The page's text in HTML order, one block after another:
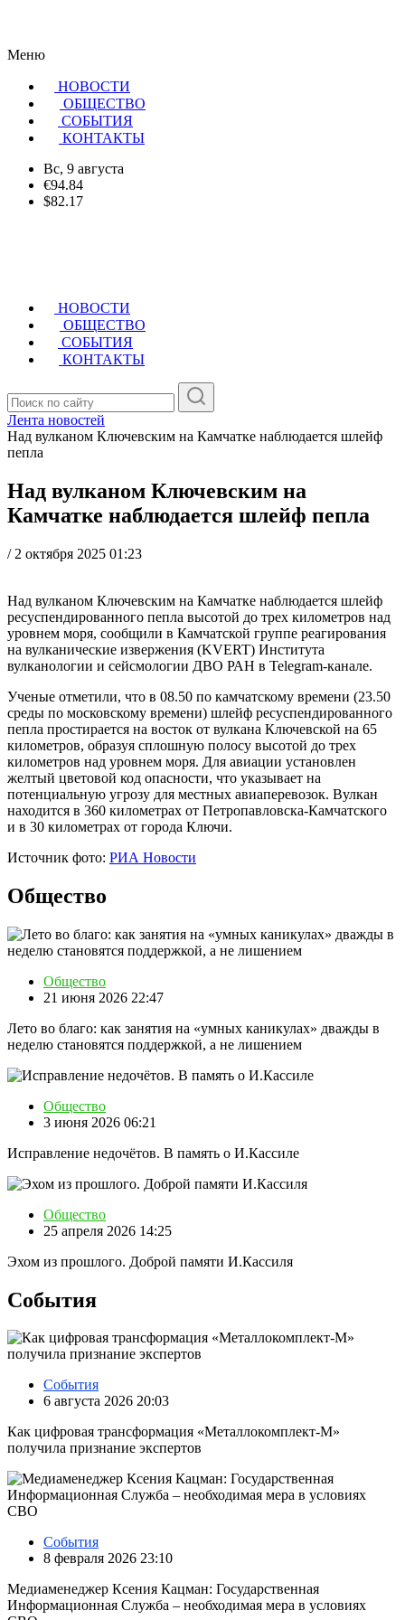
Меню
НОВОСТИ
ОБЩЕСТВО
CОБЫТИЯ
КОНТАКТЫ
Вс, 9 августа
€94.84
$82.17
НОВОСТИ
ОБЩЕСТВО
СОБЫТИЯ
КОНТАКТЫ
Лента новостей
Над вулканом Ключевским на Камчатке наблюдается шлейф
пепла
Над вулканом Ключевским на
Камчатке наблюдается шлейф пепла
/ 2 октября 2025 01:23
Над вулканом Ключевским на Камчатке наблюдается шлейф
ресуспендированного пепла высотой до трех километров над
уровнем моря, сообщили в Камчатской группе реагирования
на вулканические извержения (KVERT) Института
вулканологии и сейсмологии ДВО РАН в Telegram-канале.
Ученые отметили, что в 08.50 по камчатскому времени (23.50
среды по московскому времени) шлейф ресуспендированного
пепла простирается на восток от вулкана Ключевской на 65
километров, образуя сплошную полосу высотой до трех
километров над уровнем моря. Для авиации установлен
желтый цветовой код опасности, что указывает на
потенциальную угрозу для местных авиаперевозок. Вулкан
находится в 360 километрах от Петропавловска-Камчатского
и в 30 километрах от города Ключи.
Источник фото: РИА Новости
Общество
Общество
21 июня 2026 22:47
Лето во благо: как занятия на «умных каникулах» дважды в
неделю становятся поддержкой, а не лишением
Общество
3 июня 2026 06:21
Исправление недочётов. В память о И.Кассиле
Общество
25 апреля 2026 14:25
Эхом из прошлого. Доброй памяти И.Кассиля
События
События
6 августа 2026 20:03
Как цифровая трансформация «Металлокомплект-М»
получила признание экспертов
События
8 февраля 2026 23:10
Медиаменеджер Ксения Кацман: Государственная
Информационная Служба – необходимая мера в условиях